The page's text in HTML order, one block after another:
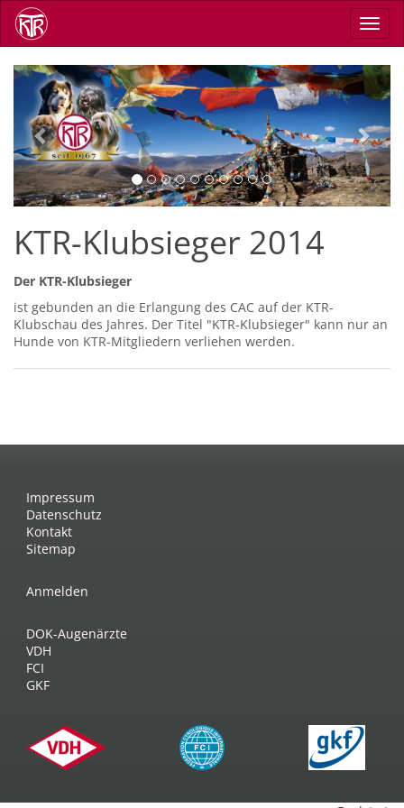
Skip
main
Previous Next
KTR-Klubsieger 2014
Der KTR-Klubsieger
ist gebunden an die Erlangung des CAC auf der KTR-
Klubschau des Jahres. Der Titel "KTR-Klubsieger" kann nur an
Hunde von KTR-Mitgliedern verliehen werden.
Impressum
Datenschutz
Kontakt
Sitemap
Anmelden
DOK-Augenärzte
VDH
FCI
GKF